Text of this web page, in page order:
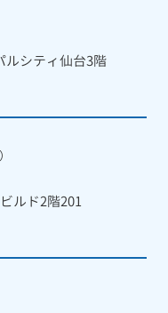
ルシティ仙台3階
ルド2階201